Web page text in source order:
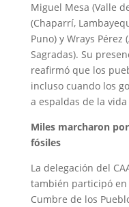
Miguel Mesa (Valle
(Chaparrí,
Puno) y Wrays Pérez
Sagradas). Su
reafirmó que los
incluso cuando los
a espaldas de la
Miles marcharon
fósiles
La delegación del
también participó
Cumbre de los